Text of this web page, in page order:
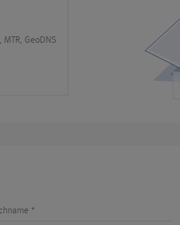
GeoDNS
*